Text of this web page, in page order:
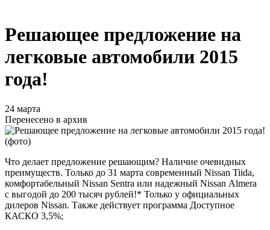
Решающее предложение на
легковые автомобили 2015
года!
24 марта
Перенесено в архив
Что делает предложение решающим? Наличие очевидных
преимуществ. Только до 31 марта современный Nissan Tiida,
комфортабельный Nissan Sentra или надежный Nissan Аlmera
с выгодой до 200 тысяч рублей!* Только у официальных
дилеров Nissan. Также действует программа Доступное
КАСКО 3,5%;